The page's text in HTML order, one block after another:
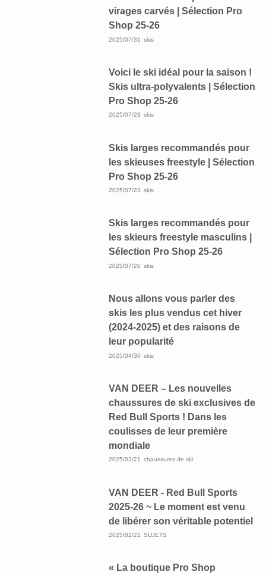
virages carvés | Sélection Pro
Shop 25-26
2025/07/31 skis
Voici le ski idéal pour la saison !
Skis ultra-polyvalents | Sélection
Pro Shop 25-26
2025/07/29 skis
Skis larges recommandés pour
les skieuses freestyle | Sélection
Pro Shop 25-26
2025/07/23 skis
Skis larges recommandés pour
les skieurs freestyle masculins |
Sélection Pro Shop 25-26
2025/07/20 skis
Nous allons vous parler des
skis les plus vendus cet hiver
(2024-2025) et des raisons de
leur popularité
2025/04/30 skis
VAN DEER – Les nouvelles
chaussures de ski exclusives de
Red Bull Sports ! Dans les
coulisses de leur première
mondiale
2025/02/21 chaussures de ski
VAN DEER - Red Bull Sports
2025-26 ~ Le moment est venu
de libérer son véritable potentiel
2025/02/21 SUJETS
« La boutique Pro Shop